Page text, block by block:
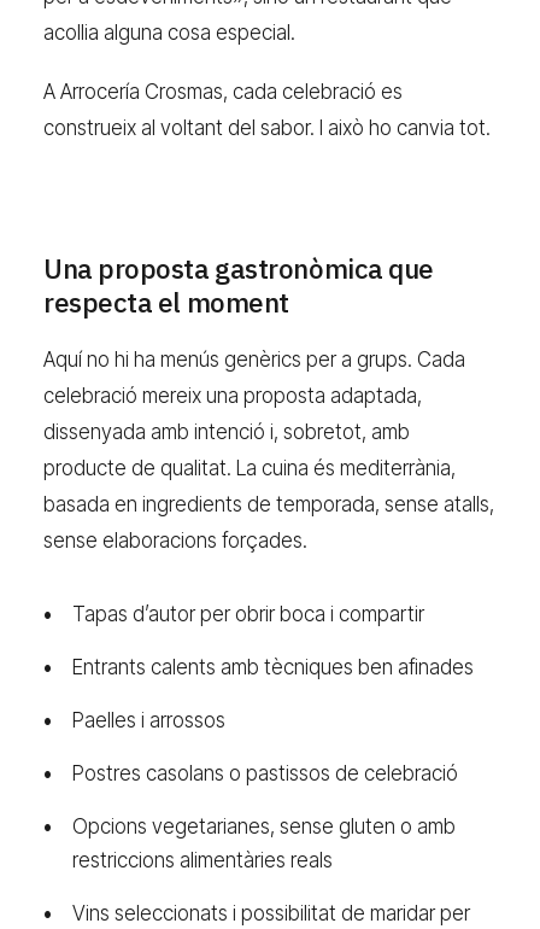
acollia alguna cosa especial.
A Arrocería Crosmas, cada celebració es
construeix al voltant del sabor. I això ho canvia tot.
Una proposta gastronòmica que
respecta el moment
Aquí no hi ha menús genèrics per a grups. Cada
celebració mereix una proposta adaptada,
dissenyada amb intenció i, sobretot, amb
producte de qualitat. La cuina és mediterrània,
basada en ingredients de temporada, sense atalls,
sense elaboracions forçades.
Tapas d’autor per obrir boca i compartir
Entrants calents amb tècniques ben afinades
Paelles i arrossos
Postres casolans o pastissos de celebració
Opcions vegetarianes, sense gluten o amb
restriccions alimentàries reals
Vins seleccionats i possibilitat de maridar per